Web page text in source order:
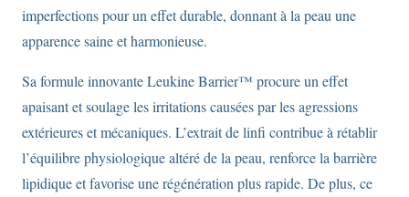
imperfections pour un effet durable, donnant à la peau une
apparence saine et harmonieuse.
Sa formule innovante Leukine Barrier™ procure un effet
apaisant et soulage les irritations causées par les agressions
extérieures et mécaniques. L’extrait de linfi contribue à rétablir
l’équilibre physiologique altéré de la peau, renforce la barrière
lipidique et favorise une régénération plus rapide. De plus, ce